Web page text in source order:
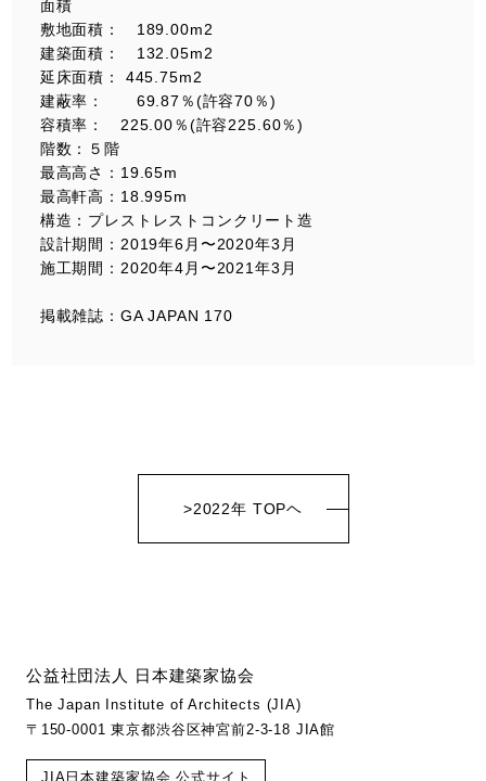
面積
敷地面積： 189.00m2
建築面積： 132.05m2
延床面積： 445.75m2
建蔽率： 69.87％(許容70％)
容積率： 225.00％(許容225.60％)
階数：５階
最高高さ：19.65m
最高軒高：18.995m
構造：プレストレストコンクリート造
設計期間：2019年6月〜2020年3月
施工期間：2020年4月〜2021年3月
掲載雑誌：GA JAPAN 170
>2022年 TOPヘ
公益社団法人 日本建築家協会
The Japan Institute of Architects (JIA)
〒150-0001 東京都渋谷区神宮前2-3-18 JIA館
JIA日本建築家協会 公式サイト